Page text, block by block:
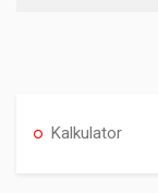
Kalkulator